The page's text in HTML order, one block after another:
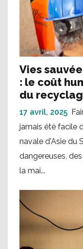
Vies
: le coût
du
17 avril, 2025
jamais été facile
navale d'Asie du
dangereuses,
la mai...